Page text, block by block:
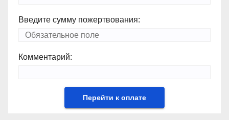
Введите сумму пожертвования:
Комментарий: